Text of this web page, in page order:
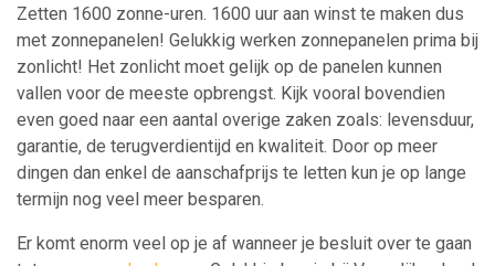
Zetten 1600 zonne-uren. 1600 uur aan winst te maken dus
met zonnepanelen! Gelukkig werken zonnepanelen prima bij
zonlicht! Het zonlicht moet gelijk op de panelen kunnen
vallen voor de meeste opbrengst. Kijk vooral bovendien
even goed naar een aantal overige zaken zoals: levensduur,
garantie, de terugverdientijd en kwaliteit. Door op meer
dingen dan enkel de aanschafprijs te letten kun je op lange
termijn nog veel meer besparen.
Er komt enorm veel op je af wanneer je besluit over te gaan